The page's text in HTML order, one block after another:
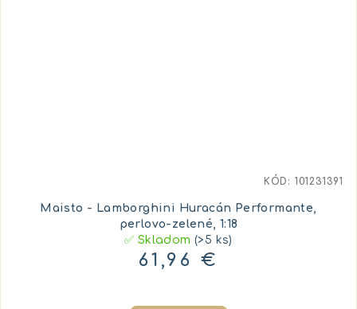
Maisto - Lamborghini Huracán Performante,
perlovo-zelené, 1:18
✅ Skladom(>5 ks)
61,96 €
KÓD: 101231391